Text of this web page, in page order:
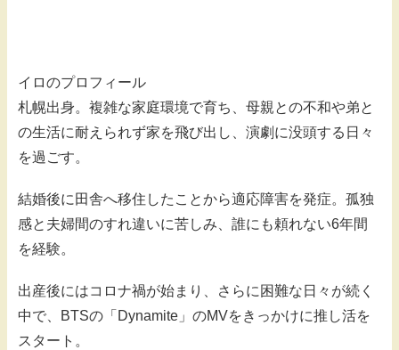
イロのプロフィール
札幌出身。複雑な家庭環境で育ち、母親との不和や弟と
の生活に耐えられず家を飛び出し、演劇に没頭する日々
を過ごす。
結婚後に田舎へ移住したことから適応障害を発症。孤独
感と夫婦間のすれ違いに苦しみ、誰にも頼れない6年間
を経験。
出産後にはコロナ禍が始まり、さらに困難な日々が続く
中で、BTSの「Dynamite」のMVをきっかけに推し活を
スタート。